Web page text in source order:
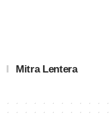
Mitra Lentera